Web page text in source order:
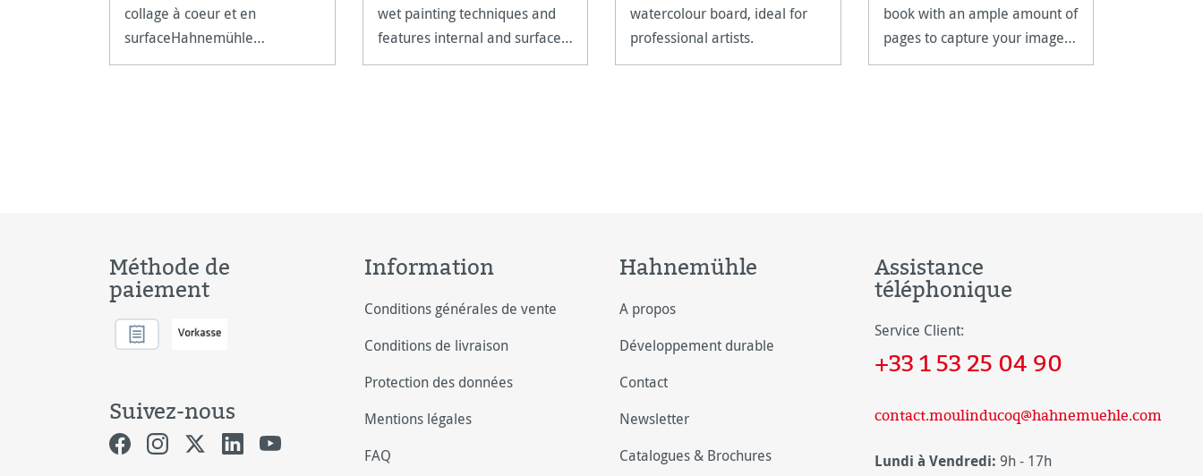
collage à coeur et en
surfaceHahnemühle
Watercolour 300 et 640
wet painting techniques and
features internal and surface
sizing.
watercolour board, ideal for
professional artists.
book with an ample amount of
pages to capture your images
on.
Méthode de
paiement
Suivez-nous
Information
Conditions générales de vente
Conditions de livraison
Protection des données
Mentions légales
FAQ
Hahnemühle
A propos
Développement durable
Contact
Newsletter
Catalogues & Brochures
Assistance
téléphonique
Service Client:
+33 1 53 25 04 90
contact.moulinducoq@hahnemuehle.com
Lundi à Vendredi: 9h - 17h